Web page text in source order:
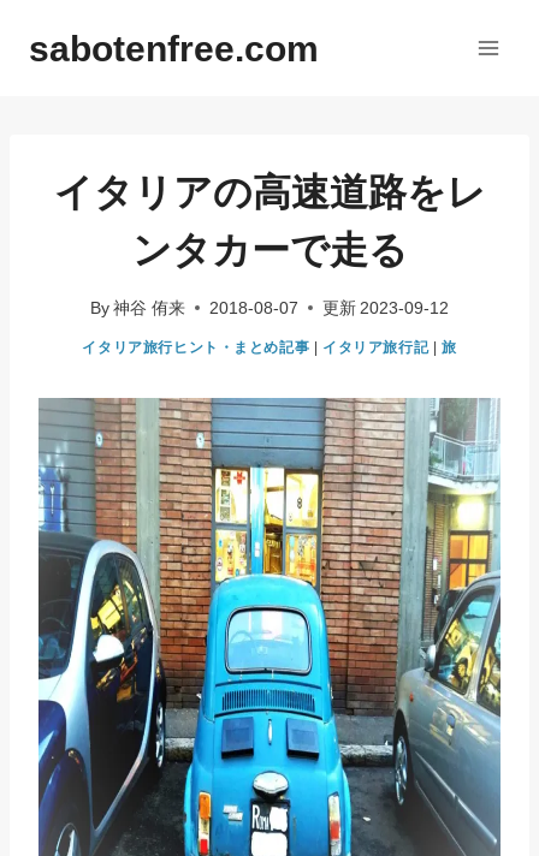
sabotenfree.com
イタリアの高速道路をレ
ンタカーで走る
By 神谷 侑来 2018-08-07 更新 2023-09-12
イタリア旅行ヒント・まとめ記事 イタリア旅行記|旅